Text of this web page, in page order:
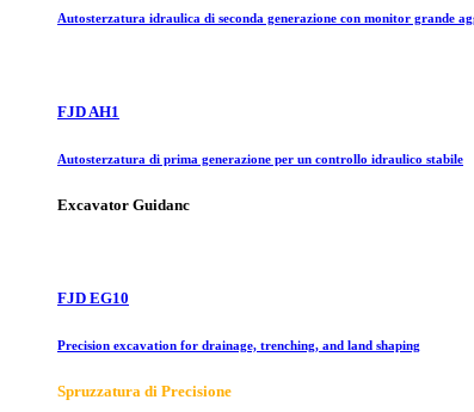
Autosterzatura idraulica di seconda generazione con monitor grande
FJD AH1
Autosterzatura di prima generazione per un controllo idraulico stabile
Excavator Guidanc
FJD EG10
Precision excavation for drainage, trenching, and land shaping
Spruzzatura di Precisione